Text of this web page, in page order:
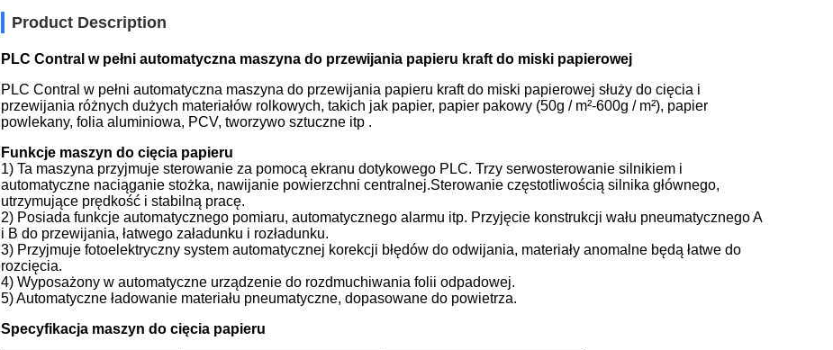
Product Description
PLC Contral w pełni automatyczna maszyna do przewijania papieru kraft do miski papierowej
PLC Contral w pełni automatyczna maszyna do przewijania papieru kraft do miski papierowej służy do cięcia i
przewijania różnych dużych materiałów rolkowych, takich jak papier, papier pakowy (50g / m²-600g / m²), papier
powlekany, folia aluminiowa, PCV, tworzywo sztuczne itp .
Funkcje maszyn do cięcia papieru
1) Ta maszyna przyjmuje sterowanie za pomocą ekranu dotykowego PLC. Trzy serwosterowanie silnikiem i
automatyczne naciąganie stożka, nawijanie powierzchni centralnej.Sterowanie częstotliwością silnika głównego,
utrzymujące prędkość i stabilną pracę.
2) Posiada funkcje automatycznego pomiaru, automatycznego alarmu itp. Przyjęcie konstrukcji wału pneumatycznego A
i B do przewijania, łatwego załadunku i rozładunku.
3) Przyjmuje fotoelektryczny system automatycznej korekcji błędów do odwijania, materiały anomalne będą łatwe do
rozcięcia.
4) Wyposażony w automatyczne urządzenie do rozdmuchiwania folii odpadowej.
5) Automatyczne ładowanie materiału pneumatyczne, dopasowane do powietrza.
Specyfikacja maszyn do cięcia papieru